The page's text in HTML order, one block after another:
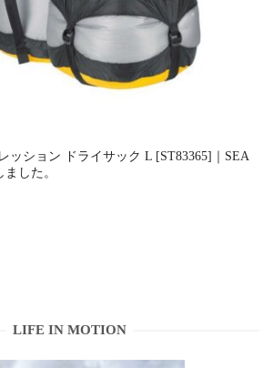
ッション ドライサック L [ST83365]｜SEA
した。
LIFE IN MOTION